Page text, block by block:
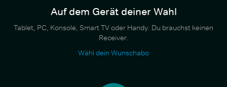
Auf dem Gerät deiner Wahl
Tablet, PC, Konsole, Smart TV oder Handy. Du brauchst keinen
Receiver.
Wähl dein Wunschabo